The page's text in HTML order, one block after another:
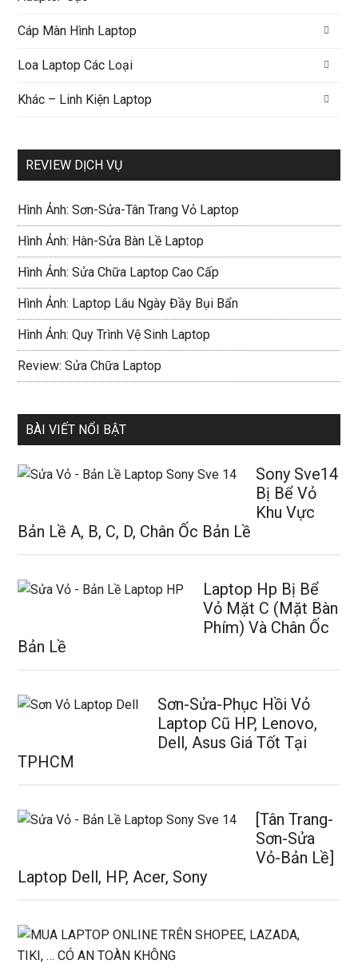
Cáp Màn Hình Laptop
Loa Laptop Các Loại
Khác – Linh Kiện Laptop
REVIEW DỊCH VỤ
Hình Ảnh: Sơn-Sửa-Tân Trang Vỏ Laptop
Hình Ảnh: Hàn-Sửa Bàn Lề Laptop
Hình Ảnh: Sửa Chữa Laptop Cao Cấp
Hình Ảnh: Laptop Lâu Ngày Đầy Bụi Bẩn
Hình Ảnh: Quy Trình Vệ Sinh Laptop
Review: Sửa Chữa Laptop
BÀI VIẾT NỔI BẬT
Sony Sve14
Bị Bể Vỏ
Khu Vực
Bản Lề A, B, C, D, Chân Ốc Bản Lề
Laptop Hp Bị Bể
Vỏ Mặt C (Mặt Bàn
Phím) Và Chân Ốc
Bản Lề
Sơn-Sửa-Phục Hồi Vỏ
Laptop Cũ HP, Lenovo,
Dell, Asus Giá Tốt Tại
TPHCM
[Tân Trang-
Sơn-Sửa
Vỏ-Bản Lề]
Laptop Dell, HP, Acer, Sony